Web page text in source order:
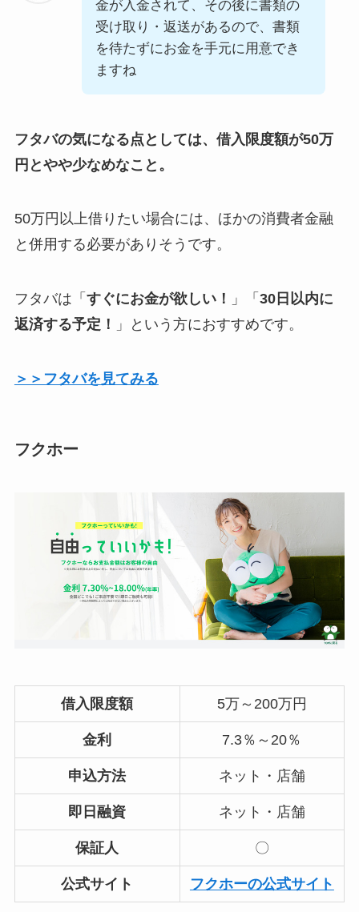
金が入金されて、その後に書類の
受け取り・返送があるので、書類
を待たずにお金を手元に用意でき
ますね
フタバの気になる点としては、借入限度額が50万
円とやや少なめなこと。
50万円以上借りたい場合には、ほかの消費者金融
と併用する必要がありそうです。
フタバは「 すぐにお金が欲しい！ 」「 30日以内に
返済する予定！
」という方におすすめです。
＞＞フタバを見てみる
フクホー
借入限度額 5万～200万円
金利 7.3％～20％
申込方法 ネット・店舗
即日融資 ネット・店舗
保証人 〇
公式サイト フクホーの公式サイト